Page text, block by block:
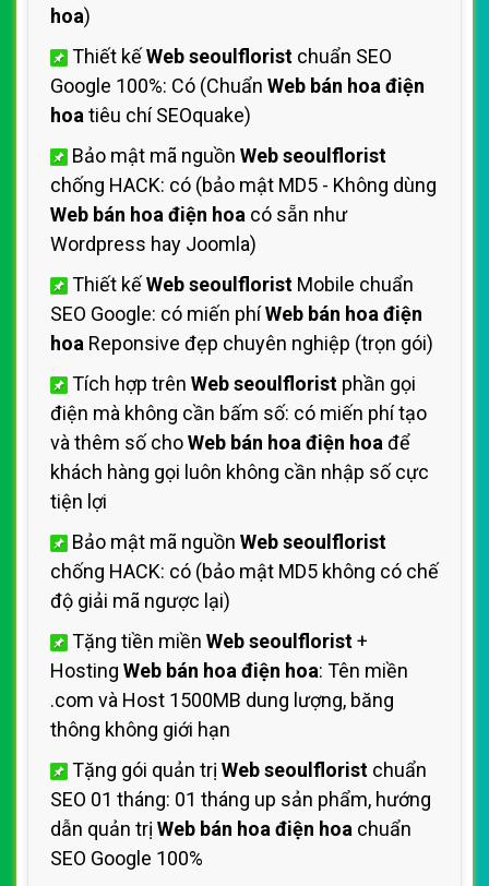
hoa)
Thiết kếWeb seoulflorist chuẩn SEO
Google 100%: Có (Chuẩn Web bán hoa điện
hoa tiêu chí SEOquake)
Bảo mật mã nguồn Web seoulflorist
chống HACK: có (bảo mật MD5 - Không dùng
Web bán hoa điện hoa có sẵn như
Wordpress hay Joomla)
Thiết kếWeb seoulflorist Mobile chuẩn
SEO Google: có miến phíWeb bán hoa điện
hoa Reponsive đẹp chuyên nghiệp (trọn gói)
Tích hợp trên Web seoulflorist phần gọi
điện mà không cần bấm số: có miến phí tạo
và thêm số choWeb bán hoa điện hoa để
khách hàng gọi luôn không cần nhập số cực
tiện lợi
Bảo mật mã nguồn Web seoulflorist
chống HACK: có (bảo mật MD5 không có chế
độ giải mã ngược lại)
Tặng tiền miền Web seoulflorist+
Hosting Web bán hoa điện hoa: Tên miền
.com và Host 1500MB dung lượng, băng
thông không giới hạn
Tặng gói quản trị Web seoulflorist chuẩn
SEO 01 tháng: 01 tháng up sản phẩm, hướng
dẫn quản trị Web bán hoa điện hoa chuẩn
SEO Google 100%